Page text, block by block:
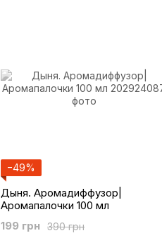
−49%
Дыня. Аромадиффузор|
Аромапалочки 100 мл
390 грн
199 грн